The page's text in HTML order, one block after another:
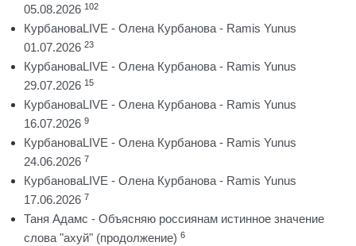
05.08.2026 102
КурбановаLIVE - Олена Курбанова - Ramis Yunus
01.07.2026 23
КурбановаLIVE - Олена Курбанова - Ramis Yunus
29.07.2026 15
КурбановаLIVE - Олена Курбанова - Ramis Yunus
16.07.2026 9
КурбановаLIVE - Олена Курбанова - Ramis Yunus
24.06.2026 7
КурбановаLIVE - Олена Курбанова - Ramis Yunus
17.06.2026 7
Таня Адамс - Объясняю россиянам истинное значение
слова "ахуй" (продолжение) 6